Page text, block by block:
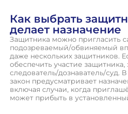
Как выбрать
делает назначение
Защитника можно пригласить
подозреваемый/обвиняемый
даже нескольких защитников.
обеспечить участие защитника,
следователь/дознаватель/суд.
закон предусматривает
включая случаи, когда
может прибыть в